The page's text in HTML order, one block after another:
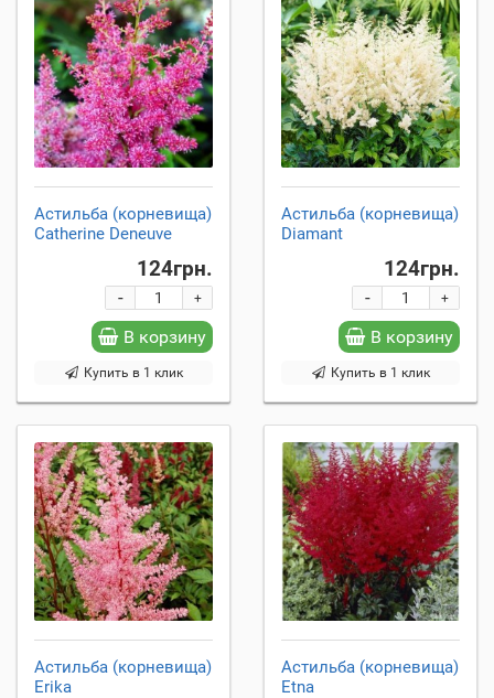
Астильба (корневища)
Catherine Deneuve
124грн.
+
-
В корзину
Купить в 1 клик
Астильба (корневища)
Diamant
124грн.
+
-
В корзину
Купить в 1 клик
Астильба (корневища)
Erika
Астильба (корневища)
Etna